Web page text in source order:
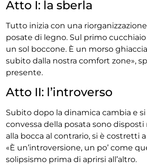
Atto I: la sberla
Tutto inizia con una
posate di legno. Sul primo
un sol boccone. È un morso
subito dalla nostra comfort zone»,
presente.
Atto II: l’introverso
Subito dopo la dinamica cambia e
convessa della posata sono
alla bocca al contrario, si è
«È un’introversione, un po’ come
solipsismo prima di aprirsi all’altro.